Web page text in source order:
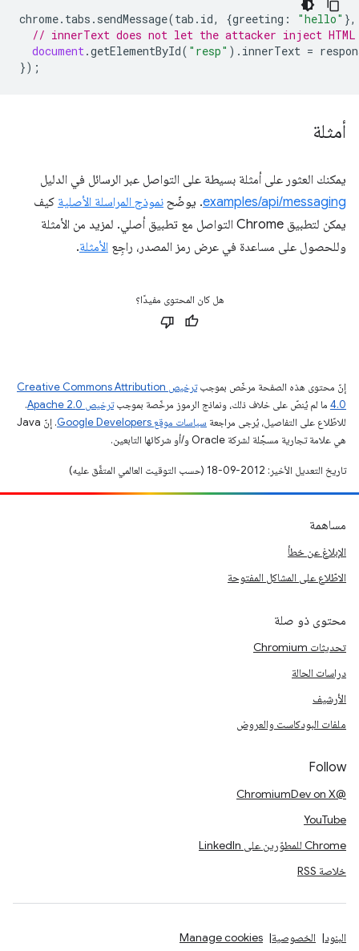
chrome. tabs . sendMessage(tab . id, {greeting : "hello" },
// innerText does not let the attacker inject HTML
document.getElementById( "resp" ). innerText =
});
أمثلة
يمكنك العثور على أمثلة بسيطة على التواصل عبر الرسائل في الدليل
examples/api/messaging. يوضّح نموذج المراسلة الأصلية كيف
يمكن لتطبيق Chrome التواصل مع تطبيق أصلي. لمزيد من الأمثلة
وللحصول على مساعدة في عرض رمز المصدر، راجِع الأمثلة.
هل كان المحتوى مفيدًا؟
إنّ محتوى هذه الصفحة مرخّص بموجب
ترخيص Creative Commons Attribution
4.0‏ ما لم يُنصّ على خلاف ذلك، ونماذج الرموز مرخّصة بموجبترخيص Apache 2.0‏
.
للاطّلاع على التفاصيل، يُرجى مراجعة سياسات موقع Google Developers‏
. إنّ Java
هي علامة تجارية مسجَّلة لشركة Oracle و/أو شركائها التابعين.
تاريخ التعديل الأخير: 2012-09-18 (حسب التوقيت العالمي المتفَّق عليه)
مساهمة
الإبلاغ عن خطأ
الاطّلاع على المشاكل المفتوحة
محتوى ذو صلة
تحديثات Chromium
دراسات الحالة
الأرشيف
ملفات البودكاست والعروض
Follow
@ChromiumDev on X
YouTube
Chrome للمطوّرين على LinkedIn
خلاصة RSS
البنود الخصوصية Manage cookies